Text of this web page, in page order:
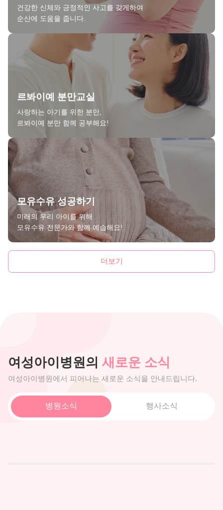
건강한 신체와 긍정적인 사고를 갖게하여
순산에 도움을 줍니다.
르봐이예 분만교실
사랑하는 아기를 위한 분만,
르봐이예 분만 함께 공부해요!
모유수유 성공하기
미래의 우리 아이를 위해
모유수유 전문가와 함께 예습해요!
더보기
여성아이병원의 새로운 소식
여성아이병원에서 피어나는 새로운 소식을 안내드립니다.
병원소식 행사소식